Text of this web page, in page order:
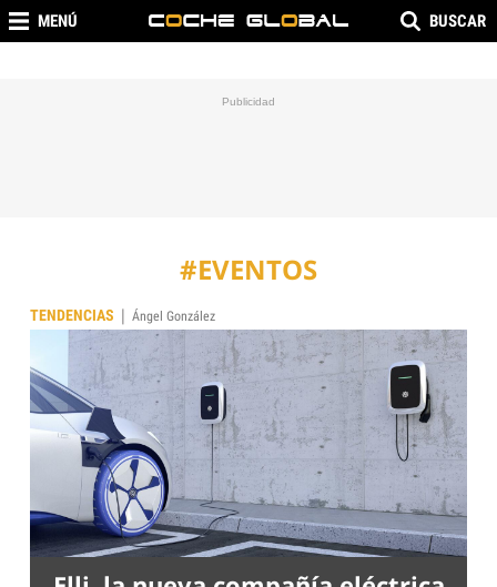
MENÚ BUSCAR
#EVENTOS
TENDENCIAS | Ángel González